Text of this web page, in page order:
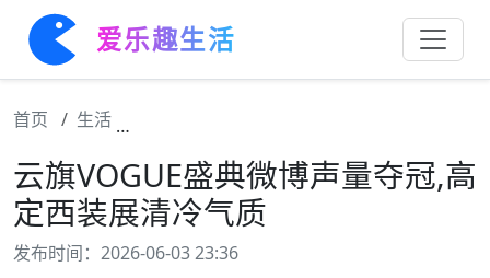
爱乐趣生活
首页 生活
云旗VOGUE盛典微博声量夺冠,高
定西装展清冷气质
发布时间：2026-06-03 23:36